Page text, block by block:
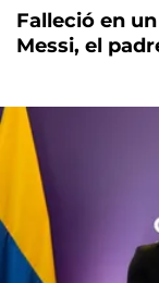
Falleció en
Messi, el